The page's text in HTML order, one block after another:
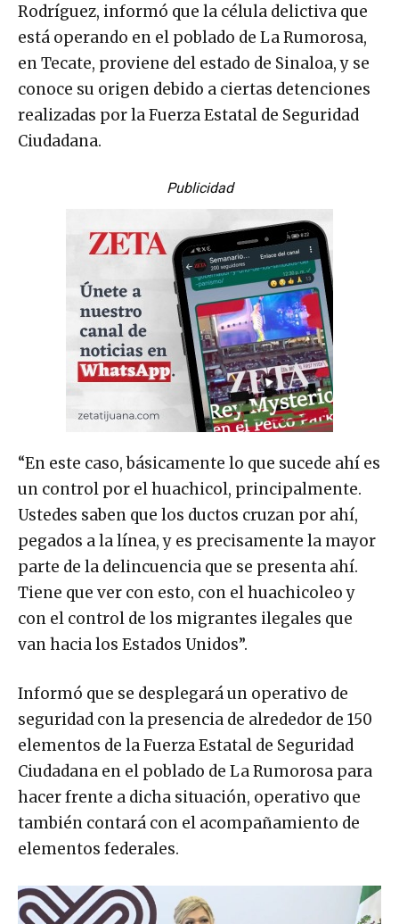
Rodríguez, informó que la célula delictiva que
está operando en el poblado de La Rumorosa,
en Tecate, proviene del estado de Sinaloa, y se
conoce su origen debido a ciertas detenciones
realizadas por la Fuerza Estatal de Seguridad
Ciudadana.
Publicidad
“En este caso, básicamente lo que sucede ahí es
un control por el huachicol, principalmente.
Ustedes saben que los ductos cruzan por ahí,
pegados a la línea, y es precisamente la mayor
parte de la delincuencia que se presenta ahí.
Tiene que ver con esto, con el huachicoleo y
con el control de los migrantes ilegales que
van hacia los Estados Unidos”.
Informó que se desplegará un operativo de
seguridad con la presencia de alrededor de 150
elementos de la Fuerza Estatal de Seguridad
Ciudadana en el poblado de La Rumorosa para
hacer frente a dicha situación, operativo que
también contará con el acompañamiento de
elementos federales.